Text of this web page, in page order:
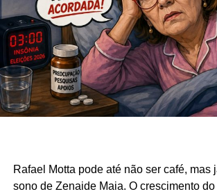
Rafael Motta pode até não ser café, mas
sono de Zenaide Maia. O crescimento